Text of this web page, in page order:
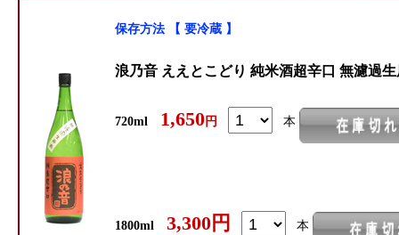
保存方法 【 要冷蔵 】
浪乃音 ええとこどり 純米酒超辛口 無濾過
720ml 1,650 円 本
1800ml 3,300円 本